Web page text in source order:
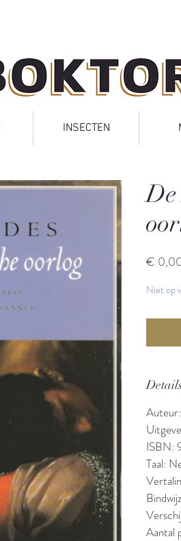
INSECTEN
De
€
Niet op
ISBN:
Taal:
Aantal